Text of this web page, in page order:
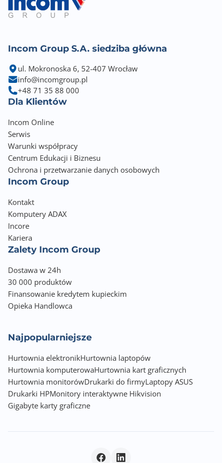
Incom Group S.A. siedziba główna
ul. Mokronoska 6, 52-407 Wrocław
info@incomgroup.pl
+48 71 35 88 000
Dla Klientów
Incom Online
Serwis
Warunki współpracy
Centrum Edukacji i Biznesu
Ochrona i przetwarzanie danych osobowych
Incom Group
Kontakt
Komputery ADAX
Incore
Kariera
Zalety Incom Group
Dostawa w 24h
30 000 produktów
Finansowanie kredytem kupieckim
Opieka Handlowca
Najpopularniejsze
Hurtownia elektronikHurtownia laptopów
Hurtownia komputerowaHurtownia kart graficznych
Hurtownia monitorówDrukarki do firmyLaptopy ASUS
Drukarki HPMonitory interaktywne Hikvision
Gigabyte karty graficzne